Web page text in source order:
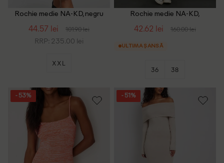
Rochie medie NA-KD, negru
44.57 lei 101.90 lei
RRP: 235.00 lei
XXL
Rochie medie NA-KD,
42.62 lei 160.00 lei
ULTIMA ȘANSĂ
36 38
- 53% - 51%